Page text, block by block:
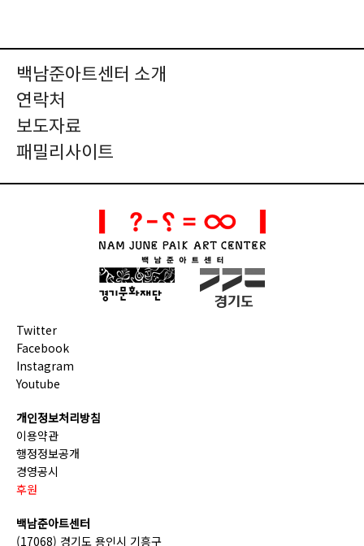
백남준아트센터 소개
연락처
보도자료
패밀리사이트
Twitter
Facebook
Instagram
Youtube
개인정보처리방침
이용약관
행정정보공개
경영공시
후원
백남준아트센터
(17068) 경기도 용인시 기흥구